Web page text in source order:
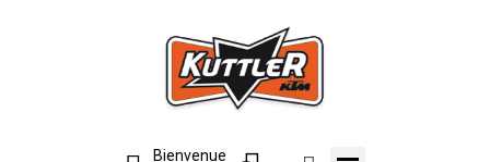
Bienvenue